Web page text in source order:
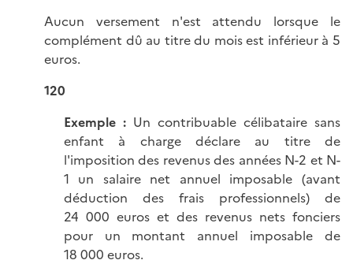
Aucun versement n'est attendu lorsque le
complément dû au titre du mois est inférieur à 5
euros.
120
Exemple :Un contribuable célibataire sans
enfant à charge déclare au titre de
l'imposition des revenus des années N-2 et N-
1 un salaire net annuel imposable (avant
déduction des frais professionnels) de
24 000 euros et des revenus nets fonciers
pour un montant annuel imposable de
18 000 euros.